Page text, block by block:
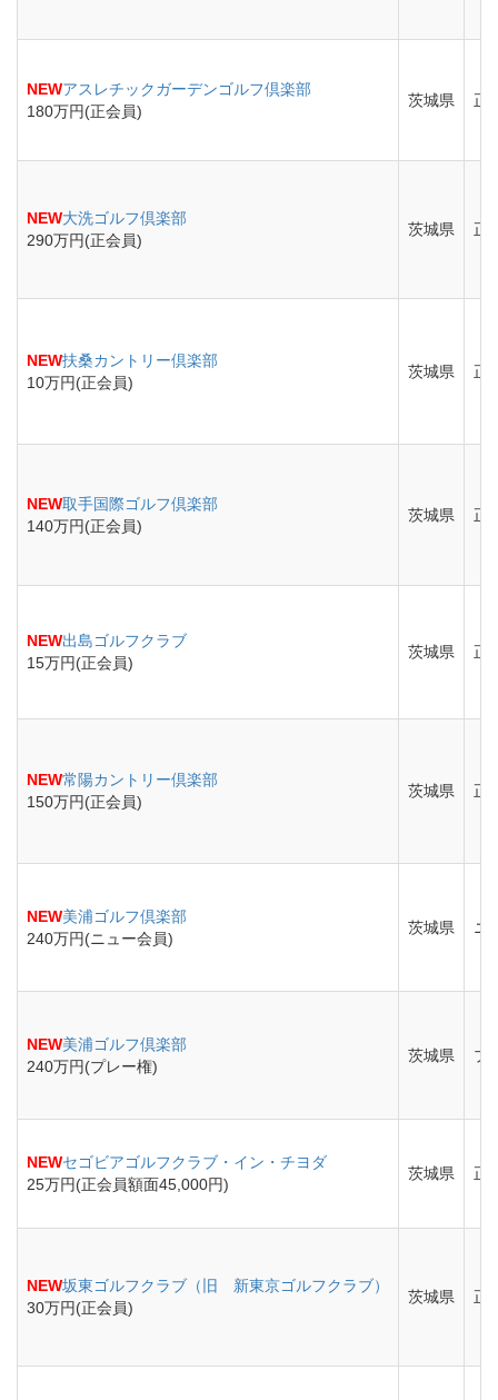
NEWアスレチックガーデンゴルフ倶楽部
180万円(正会員)
茨城県 正
NEW大洗ゴルフ倶楽部
290万円(正会員)
茨城県 正
NEW扶桑カントリー倶楽部
10万円(正会員)
茨城県 正
NEW取手国際ゴルフ倶楽部
140万円(正会員)
茨城県 正
NEW出島ゴルフクラブ
15万円(正会員)
茨城県 正
NEW常陽カントリー倶楽部
150万円(正会員)
茨城県 正
NEW美浦ゴルフ倶楽部
240万円(ニュー会員)
茨城県 ニ
NEW美浦ゴルフ倶楽部
240万円(プレー権)
茨城県 プ
NEWセゴビアゴルフクラブ・イン・チヨダ
25万円(正会員額面45,000円)
茨城県 正
NEW坂東ゴルフクラブ（旧 新東京ゴルフクラブ）
30万円(正会員)
茨城県 正